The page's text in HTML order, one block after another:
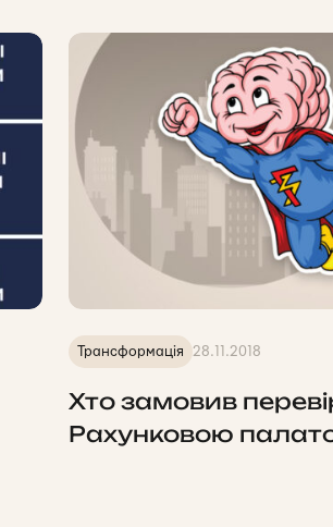
Трансформація 28.11.2018
Хто замовив
Рахунковою